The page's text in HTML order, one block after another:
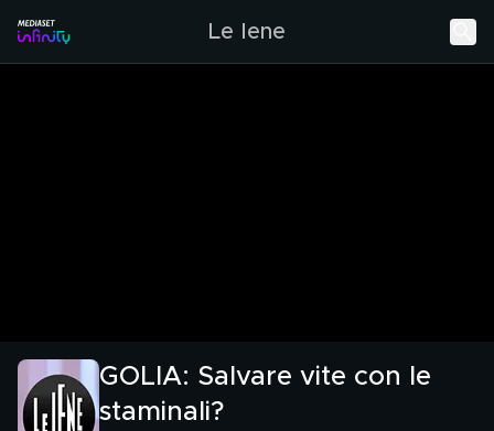
Le Iene
GOLIA: Salvare vite con le
staminali?